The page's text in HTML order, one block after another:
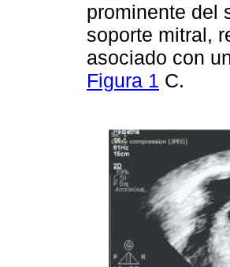
prominente del
soporte mitral,
asociado con
Figura 1 C.